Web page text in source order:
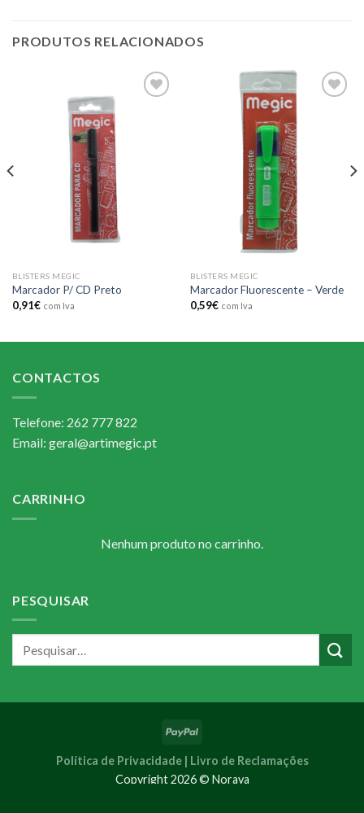
PRODUTOS RELACIONADOS
BLISTERS MEGIC
Marcador P/ CD Preto
0,91€ com Iva
BLISTERS MEGIC
Marcador Fluorescente – Verde
0,59€ com Iva
CONTACTOS
Telefone: 262 777 822
Email: geral@artimegic.pt
CARRINHO
Nenhum produto no carrinho.
PESQUISAR
Política de Privacidade | Livro de Reclamações
Copyright 2026 © Noraya